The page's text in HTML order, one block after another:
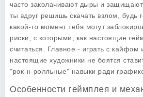
часто заколачивают дыры и защищают
ты вдруг решишь скачать взлом, будь
какой-то момент тебя могут
риски, с которыми, как настоящие
считаться. Главное - играть с кайфом
настоящие художники не боятся
"рок-н-ролльные" навыки ради
Особенности геймплея и